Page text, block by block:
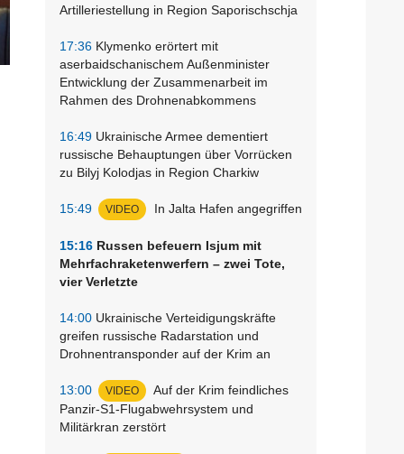
Artilleriestellung in Region Saporischschja
17:36 Klymenko erörtert mit
aserbaidschanischem Außenminister
Entwicklung der Zusammenarbeit im
Rahmen des Drohnenabkommens
16:49 Ukrainische Armee dementiert
russische Behauptungen über Vorrücken
zu Bilyj Kolodjas in Region Charkiw
15:49 VIDEO In Jalta Hafen angegriffen
15:16 Russen befeuern Isjum mit
Mehrfachraketenwerfern – zwei Tote,
vier Verletzte
14:00 Ukrainische Verteidigungskräfte
greifen russische Radarstation und
Drohnentransponder auf der Krim an
13:00 VIDEO
Auf der Krim feindliches
Panzir-S1-Flugabwehrsystem und
Militärkran zerstört